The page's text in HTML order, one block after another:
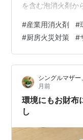
を含む泡消火剤か
（厨房用・不活性
環境負荷を比較し
を整理します。
類（厨房・サーバ
ミスト・CO₂の環
用途別の最適な環
#産業用消火剤 #
#厨房火災対策 #
シングルマザー
月前
環境にもお財布
し